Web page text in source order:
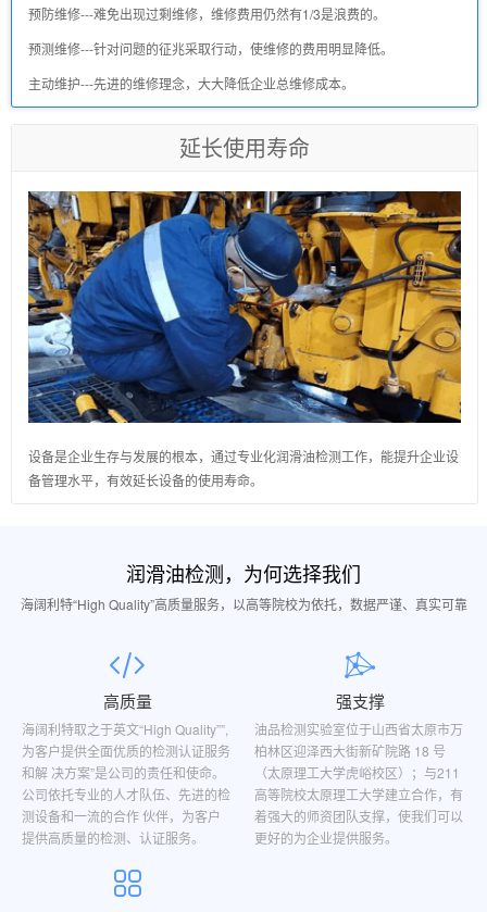
预防维修---难免出现过剩维修，维修费用仍然有1/3是浪费的。
预测维修---针对问题的征兆采取行动，使维修的费用明显降低。
主动维护---先进的维修理念，大大降低企业总维修成本。
延长使用寿命
设备是企业生存与发展的根本，通过专业化润滑油检测工作，能提升企业设
备管理水平，有效延长设备的使用寿命。
润滑油检测，为何选择我们
海阔利特“High Quality”高质量服务，以高等院校为依托，数据严谨、真实可靠
高质量
海阔利特取之于英文“High Quality””,
为客户提供全面优质的检测认证服务
和解 决方案”是公司的责任和使命。
公司依托专业的人才队伍、先进的检
测设备和一流的合作 伙伴，为客户
提供高质量的检测、认证服务。
强支撑
油品检测实验室位于山西省太原市万
柏林区迎泽西大街新矿院路 18 号
（太原理工大学虎峪校区）；与211
高等院校太原理工大学建立合作，有
着强大的师资团队支撑，使我们可以
更好的为企业提供服务。